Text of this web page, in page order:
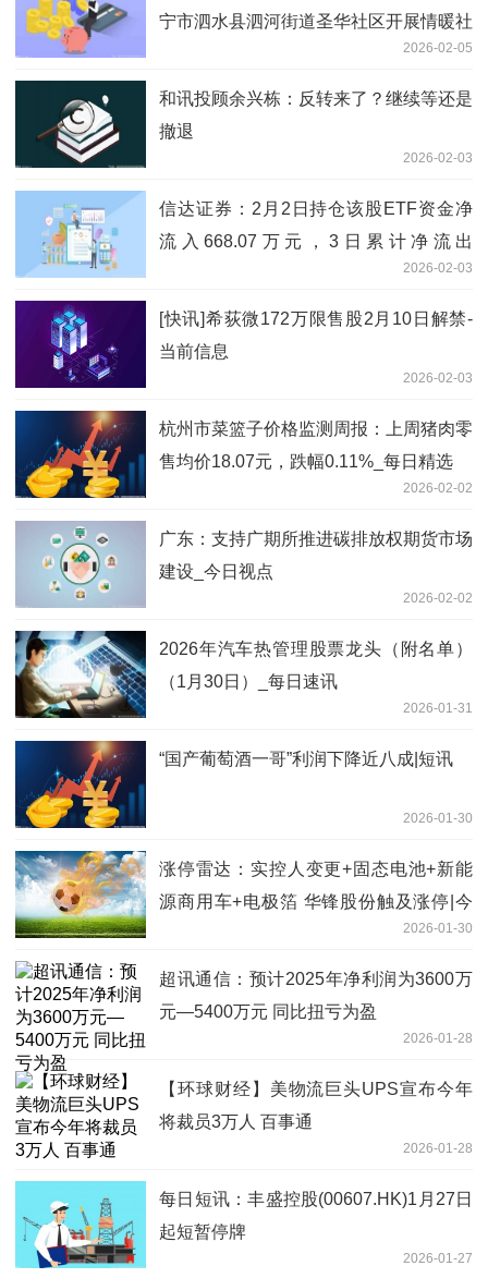
宁市泗水县泗河街道圣华社区开展情暖社
2026-02-05
和讯投顾余兴栋：反转来了？继续等还是
撤退
2026-02-03
信达证券：2月2日持仓该股ETF资金净
流入668.07万元，3日累计净流出
2026-02-03
[快讯]希荻微172万限售股2月10日解禁-
当前信息
2026-02-03
杭州市菜篮子价格监测周报：上周猪肉零
售均价18.07元，跌幅0.11%_每日精选
2026-02-02
广东：支持广期所推进碳排放权期货市场
建设_今日视点
2026-02-02
2026年汽车热管理股票龙头（附名单）
（1月30日）_每日速讯
2026-01-31
“国产葡萄酒一哥”利润下降近八成|短讯
2026-01-30
涨停雷达：实控人变更+固态电池+新能
源商用车+电极箔 华锋股份触及涨停|今
2026-01-30
超讯通信：预计2025年净利润为3600万
元—5400万元 同比扭亏为盈
2026-01-28
【环球财经】美物流巨头UPS宣布今年
将裁员3万人 百事通
2026-01-28
每日短讯：丰盛控股(00607.HK)1月27日
起短暂停牌
2026-01-27